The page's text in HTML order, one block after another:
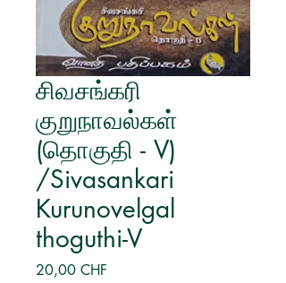
சிவசங்கரி
குறுநாவல்கள்
(தொகுதி - V)
/Sivasankari
Kurunovelgal
thoguthi-V
20,00 CHF